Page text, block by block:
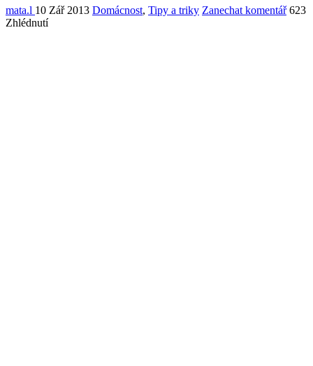
mata.l 10 Zář 2013 Domácnost, Tipy a triky Zanechat komentář 623
Zhlédnutí